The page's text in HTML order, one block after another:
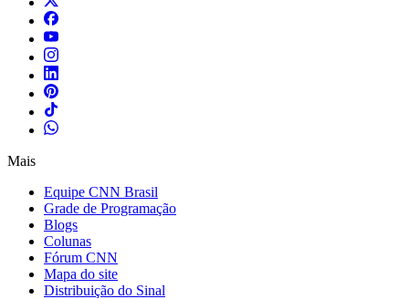
Mais
Equipe CNN Brasil
Grade de Programação
Blogs
Colunas
Fórum CNN
Mapa do site
Distribuição do Sinal